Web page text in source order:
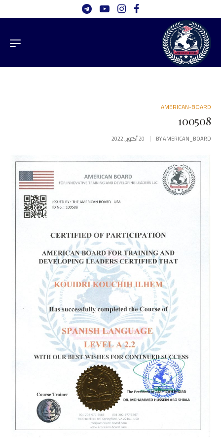
AMERICAN-BOARD
100508
BYAMERICAN_BOARD 20 أكتوبر، 2022